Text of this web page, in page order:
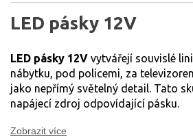
LED pásky 12V
LED pásky 12V vytvářejí souvislé
nábytku, pod policemi, za
jako nepřímý světelný detail. Tato
napájecí zdroj odpovídající pásku.
Zobrazit více